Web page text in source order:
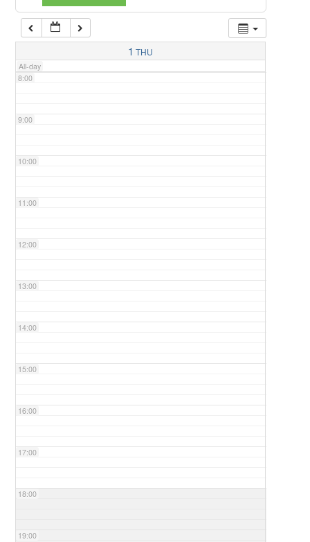
1 THU
All-day
7:00
8:00
9:00
10:00
11:00
12:00
13:00
14:00
15:00
16:00
17:00
18:00
19:00